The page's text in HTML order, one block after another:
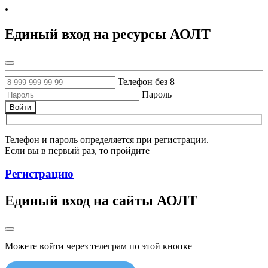
.
Единый вход на ресурсы АОЛТ
Телефон без 8
Пароль
Войти
Телефон и пароль определяется при регистрации.
Если вы в первый раз, то пройдите
Регистрацию
Единый вход на сайты АОЛТ
Можете войти через телеграм по этой кнопке